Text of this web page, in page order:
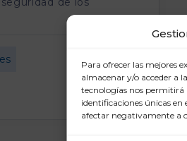
Para ofrecer las mejores
almacenar y/o acceder a
tecnologías nos permitirá
identificaciones únicas
afectar negativamente a